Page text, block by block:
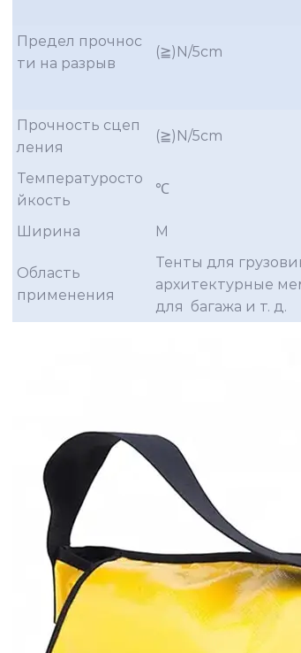
Предел прочнос
ти на разрыв
(≧)N/5cm
Прочность сцеп
ления
(≧)N/5cm
Температуросто
йкость
℃
Ширина M
Область
применения
Тенты для
архитектурные
для багажа и т. д.